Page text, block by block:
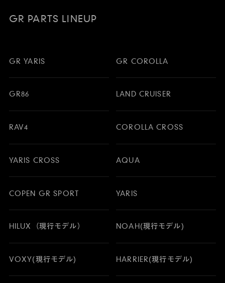
GR PARTS LINEUP
GR YARIS GR COROLLA
GR86 LAND CRUISER
RAV4 COROLLA CROSS
YARIS CROSS AQUA
COPEN GR SPORT YARIS
HILUX（現行モデル） NOAH(現行モデル)
VOXY(現行モデル) HARRIER(現行モデル)